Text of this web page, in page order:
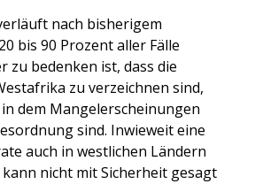
nach bisherigem
bis 90 Prozent aller Fälle
zu bedenken ist, dass die
zu verzeichnen sind,
dem Mangelerscheinungen
sind. Inwieweit eine
auch in westlichen Ländern
nicht mit Sicherheit gesagt